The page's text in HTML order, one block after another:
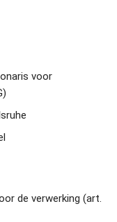
voor
de verwerking (art.